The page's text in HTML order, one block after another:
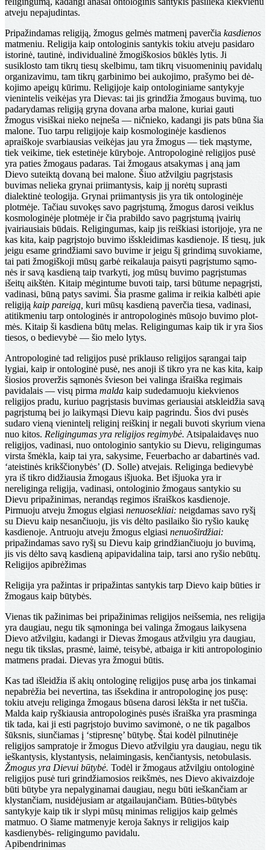
atveju nepajudintas.
Pripažindamas religiją, žmogus gelmės matmenį pa­verčia kasdienos
matmeniu. Religija kaip ontologinis san­tykis tokiu atveju pasidaro
istorinė, tautinė, individualinė žmogiškosios būklės lytis. Ji
susiklosto tam tikrų tiesų skelbimu, tam tikrų visuomeninių pavidalų
organizavi­mu, tam tikrų garbinimo bei aukojimo, prašymo bei dė­
kojimo apeigų kūrimu. Religijoje kaip ontologiniame santykyje
vienintelis veikėjas yra Dievas: tai jis grindžia žmogaus buvimą, tuo
padarydamas religiją gryna dova­na arba malone, kuriai gauti
žmogus visiškai nieko neįneša — ničnieko, kadangi jis pats būna šia
malone. Tuo tarpu religijoje kaip kosmologinėje kasdienos
apraiškoje svarbiausias veikėjas jau yra žmogus — tiek mąstyme,
tiek veikime, tiek estetinėje kūryboje. Antropologinė reli­gijos pusė
yra paties žmogaus padaras. Tai žmogaus at­sakymas į aną jam
Dievo suteiktą dovaną bei malone. Šiuo atžvilgiu pagrįstasis
buvimas nelieka grynai priimantysis, kaip jį norėtų suprasti
dialektinė teologija. Grynai priimantysis jis yra tik ontologinėje
plotmėje. Ta­čiau suvokęs savo pagrįstumą, žmogus darosi veiklus
kosmologinėje plotmėje ir čia prabildo savo pagrįstumą įvai­rių
įvairiausiais būdais. Religingumas, kaip jis reiškiasi istorijoje, yra ne
kas kita, kaip pagrįstojo buvimo išsklei­dimas kasdienoje. Iš tiesų, juk
jeigu esame grindžiami savo buvime ir jeigu šį grindimą suvokiame,
tai pati žmo­giškoji mūsų garbė reikalauja paisyti pagrįstumo sąmo­
nės ir savą kasdieną taip tvarkyti, jog mūsų buvimo pa­grįstumas
išeitų aikštėn. Kitaip mėgintume buvoti taip, tarsi būtume nepagrįsti,
vadinasi, būną patys savimi. Šia prasme galima ir reikia kalbėti apie
religiją kaip pareigą, kuri mūsų kasdieną paverčia tiesa, vadinasi,
atitikmeniu tarp ontologinės ir antropologinės mūsojo buvimo plot­
mės. Kitaip ši kasdiena būtų melas. Religingumas kaip tik ir yra šios
tiesos, o bedievybė — šio melo lytys.
Antropologinė tad religijos pusė priklauso religijos sąrangai taip
lygiai, kaip ir ontologinė pusė, nes anoji iš tikro yra ne kas kita, kaip
šiosios proveržis sąmonės švieson bei valinga išraiška regimais
pavidalais — visų pirma malda kaip sudedamuoju kiekvienos
religijos pra­du, kuriuo pagrįstasis buvimas geriausiai atskleidžia savą
pagrįstumą bei jo laikymąsi Dievu kaip pagrindu. Šios dvi pusės
sudaro vieną vienintelį religinį reiškinį ir ne­gali buvoti skyrium viena
nuo kitos. Religingumas yra religijos regimybė. Atsipalaidavęs nuo
religijos, vadinasi, nuo ontologinio santykio su Dievu, religingumas
virsta šmėkla, kaip tai yra, sakysime, Feuerbacho ar dabartinės vad.
‘ateistinės krikščionybės’ (D. Solle) atvejais. Reli­ginga bedievybė
yra iš tikro didžiausia žmogaus išjuoka. Bet išjuoka yra ir
nereliginga religija, vadinasi, ontologi­nio žmogaus santykio su
Dievu pripažinimas, nerandąs regimos išraiškos kasdienoje.
Pirmuoju atveju žmogus el­giasi nenuosekliai: neigdamas savo ryšį
su Dievu kaip nesančiuoju, jis vis dėlto pasilaiko šio ryšio kaukę
kasdie­noje. Antruoju atveju žmogus elgiasi nenuoširdžiai:
pripažindamas savo ryšį su Dievu kaip grindžiančiuoju jo buvimą,
jis vis dėlto savą kasdieną apipavidalina taip, tarsi ano ryšio nebūtų.
Religijos apibrėžimas
Religija yra pažintas ir pripažintas santykis tarp Dievo kaip būties ir
žmogaus kaip būtybės.
Vienas tik pažinimas bei pripažinimas religijos neišsemia, nes religija
yra daugiau, negu tik sąmoninga bei valinga žmogaus laikysena
Dievo atžvilgiu, kadangi ir Dievas žmogaus atžvilgiu yra daugiau,
negu tik tikslas, prasmė, laimė, teisybė, atbaiga ir kiti antropologinio
matmens pradai. Dievas yra žmogui būtis.
Kas tad išleidžia iš akių ontologinę religijos pusę arba jos tinkamai
nepabrėžia bei nevertina, tas išsekdina ir antropologinę jos pusę:
tokiu atveju religinga žmogaus būsena darosi lėkšta ir net tuščia.
Malda kaip ryškiausia antropologinės pusės išraiška yra prasminga
tik tada, kai ji esti pagrįstojo buvimo savimonė, o ne tik pagalbos
šūksnis, siunčiamas į ‘stipresnę’ būtybę. Štai kodėl pilnutinėje
religijos sampratoje ir žmogus Dievo atžvilgiu yra daugiau, negu tik
ieškantysis, klystantysis, nelaimingasis, kenčiantysis, netobulasis.
Žmogus yra Dievui būtybė. Todėl ir žmogaus atžvilgiu ontologinė
religijos pusė turi grindžiamosios reikšmės, nes Dievo akivaizdoje
būti būtybe yra nepalyginamai daugiau, negu būti ieškančiam ar
klystančiam, nusidėjusiam ar atgailaujančiam. Būties-būtybės
santykyje kaip tik ir slypi mūsų minimas religijos kaip gelmės
matmuo. O šiame matmenyje keroja šaknys ir religijos kaip
kasdienybės- religingumo pavidalu.
Apibendrinimas